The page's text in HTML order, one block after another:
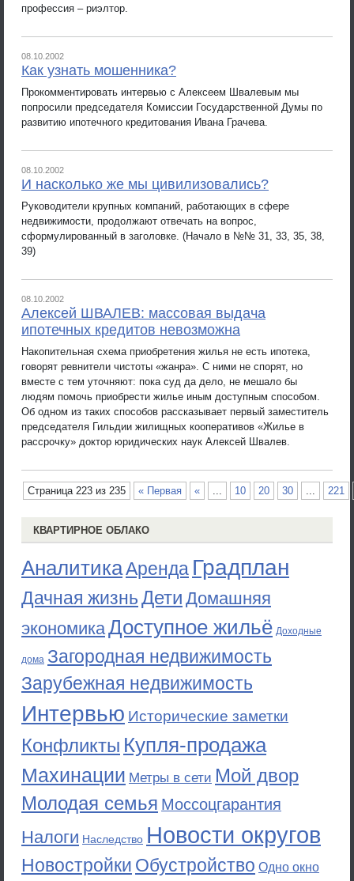
профессия – риэлтор.
08.10.2002
Как узнать мошенника?
Прокомментировать интервью с Алексеем Швалевым мы
попросили председателя Комиссии Государственной Думы по
развитию ипотечного кредитования Ивана Грачева.
08.10.2002
И насколько же мы цивилизовались?
Руководители крупных компаний, работающих в сфере
недвижимости, продолжают отвечать на вопрос,
сформулированный в заголовке. (Начало в №№ 31, 33, 35, 38,
39)
08.10.2002
Алексей ШВАЛЕВ: массовая выдача
ипотечных кредитов невозможна
Накопительная схема приобретения жилья не есть ипотека,
говорят ревнители чистоты «жанра». С ними не спорят, но
вместе с тем уточняют: пока суд да дело, не мешало бы
людям помочь приобрести жилье иным доступным способом.
Об одном из таких способов рассказывает первый заместитель
председателя Гильдии жилищных кооперативов «Жилье в
рассрочку» доктор юридических наук Алексей Швалев.
Страница 223 из 235 « Первая « ... 10 20 30 ... 221
КВАРТИРНОЕ ОБЛАКО
АналитикаАренда Градплан
Дачная жизньДети Домашняя
экономикаДоступное жильё Доходные
дома Загородная недвижимость
Зарубежная недвижимость
Интервью Исторические заметки
Конфликты Купля-продажа
Махинации Метры в сети Мой двор
Молодая семья Моссоцгарантия
Налоги Наследство Новости округов
Новостройки Обустройство Одно окно